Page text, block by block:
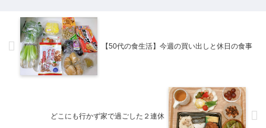
【50代の食生活】今週の買い出しと休日の食事
どこにも行かず家で過ごした２連休